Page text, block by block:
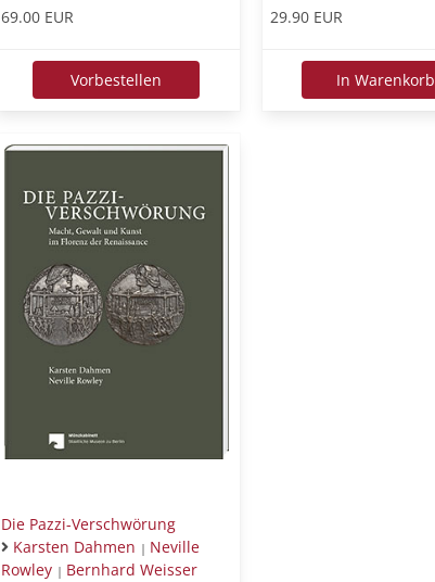
69.00 EUR
Vorbestellen
29.90 EUR
In Warenkorb
Die Pazzi-Verschwörung
Karsten Dahmen | Neville
Rowley | Bernhard Weisser